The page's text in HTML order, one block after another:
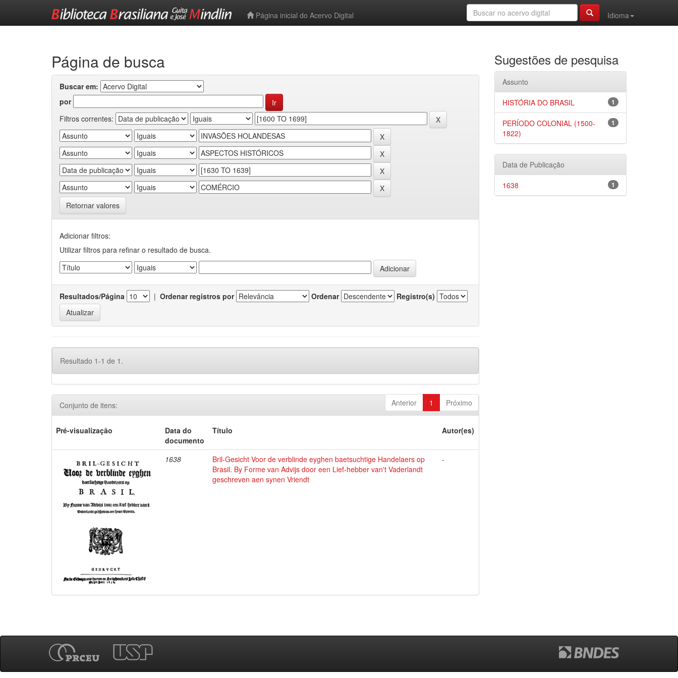
Página inicial do Acervo Digital
Idioma
Página de busca
Buscar em:
por
Filtros correntes:
Retornar valores
Adicionar filtros:
Utilizar filtros para refinar o resultado de busca.
Resultados/Página | Ordenar registros por Ordenar Registro(s)
Resultado 1-1 de 1.
Anterior 1 Próximo
Conjunto de itens:
Pré-visualização
Data do
documento
Título Autor(es)
1638
Bril-Gesicht Voor de verblinde eyghen baetsuchtige Handelaers op
Brasil. By Forme van Advijs door een Lief-hebber van't Vaderlandt
geschreven aen synen Vriendt
-
Sugestões de pesquisa
Assunto
1
HISTÓRIA DO BRASIL
1
PERÍODO COLONIAL (1500-
1822)
Data de Publicação
1
1638